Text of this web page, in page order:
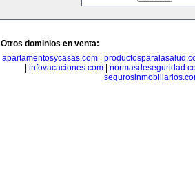
Otros dominios en venta:
apartamentosycasas.com
infovacaciones.com|